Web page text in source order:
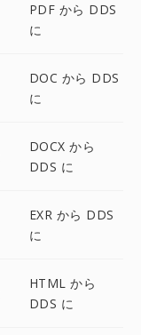
PDF から DDS
に
DOC から DDS
に
DOCX から
DDS に
EXR から DDS
に
HTML から
DDS に